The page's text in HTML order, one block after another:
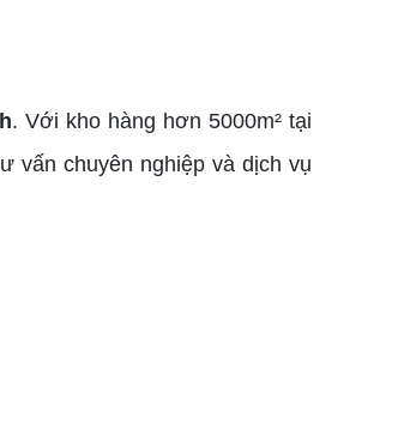
. Với kho hàng hơn 5000m² tại
vấn chuyên nghiệp và dịch vụ